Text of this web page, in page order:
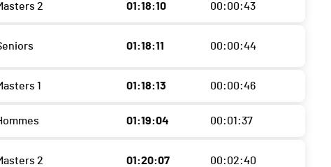
2 01:18:10 00:00:43
01:18:11 00:00:44
1 01:18:13 00:00:46
01:19:04 00:01:37
2 01:20:07 00:02:40